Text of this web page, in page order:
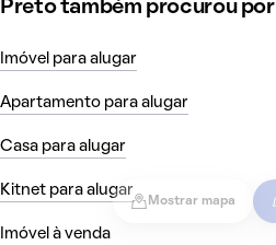
Mostrar mapa
Preto também procurou por
Imóvel para alugar
Apartamento para alugar
Casa para alugar
Kitnet para alugar
Imóvel à venda